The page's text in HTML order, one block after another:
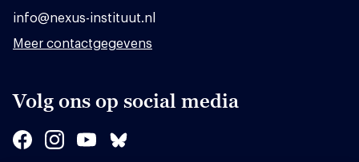
info@nexus-instituut.nl
Meer contactgegevens
Volg ons op social media